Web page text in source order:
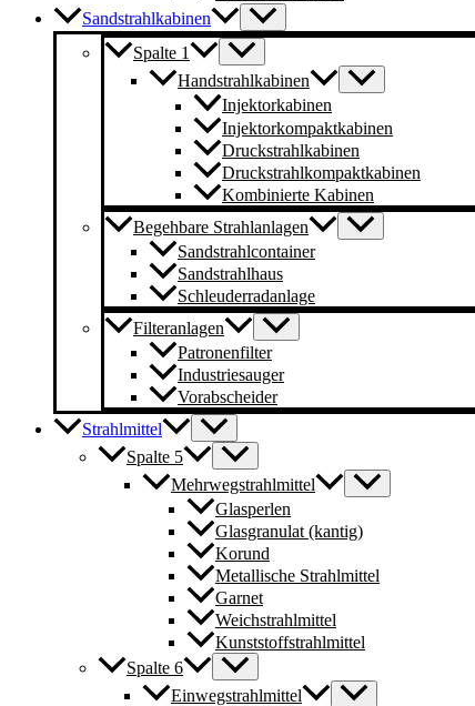
Sandstrahlkabinen
Spalte 1
Handstrahlkabinen
Injektorkabinen
Injektorkompaktkabinen
Druckstrahlkabinen
Druckstrahlkompaktkabinen
Kombinierte Kabinen
Begehbare Strahlanlagen
Sandstrahlcontainer
Sandstrahlhaus
Schleuderradanlage
Filteranlagen
Patronenfilter
Industriesauger
Vorabscheider
Strahlmittel
Spalte 5
Mehrwegstrahlmittel
Glasperlen
Glasgranulat (kantig)
Korund
Metallische Strahlmittel
Garnet
Weichstrahlmittel
Kunststoffstrahlmittel
Spalte 6
Einwegstrahlmittel